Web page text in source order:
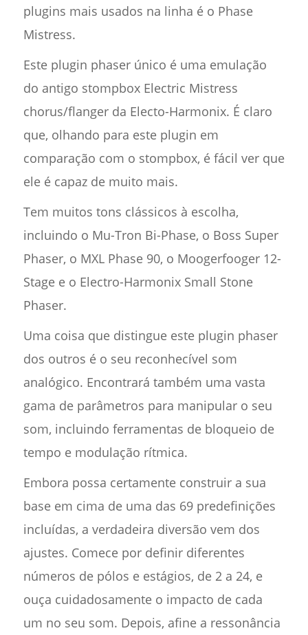
plugins mais usados na linha é o Phase
Mistress.
Este plugin phaser único é uma emulação
do antigo stompbox Electric Mistress
chorus/flanger da Electo-Harmonix. É claro
que, olhando para este plugin em
comparação com o stompbox, é fácil ver que
ele é capaz de muito mais.
Tem muitos tons clássicos à escolha,
incluindo o Mu-Tron Bi-Phase, o Boss Super
Phaser, o MXL Phase 90, o Moogerfooger 12-
Stage e o Electro-Harmonix Small Stone
Phaser.
Uma coisa que distingue este plugin phaser
dos outros é o seu reconhecível som
analógico. Encontrará também uma vasta
gama de parâmetros para manipular o seu
som, incluindo ferramentas de bloqueio de
tempo e modulação rítmica.
Embora possa certamente construir a sua
base em cima de uma das 69 predefinições
incluídas, a verdadeira diversão vem dos
ajustes. Comece por definir diferentes
números de pólos e estágios, de 2 a 24, e
ouça cuidadosamente o impacto de cada
um no seu som. Depois, afine a ressonância